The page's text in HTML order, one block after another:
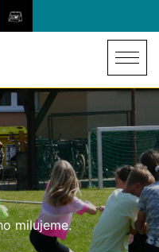
milujeme.